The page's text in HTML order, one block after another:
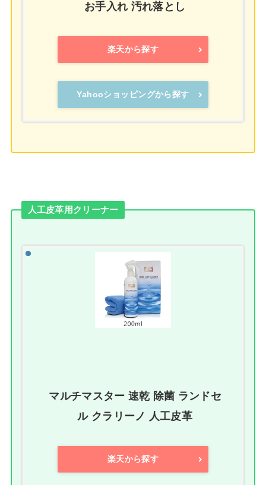
お手入れ 汚れ落とし
楽天から探す
Yahooショッピングから探す
人工皮革用クリーナー
マルチマスター 速乾 除菌 ランドセ
ル クラリーノ 人工皮革
楽天から探す